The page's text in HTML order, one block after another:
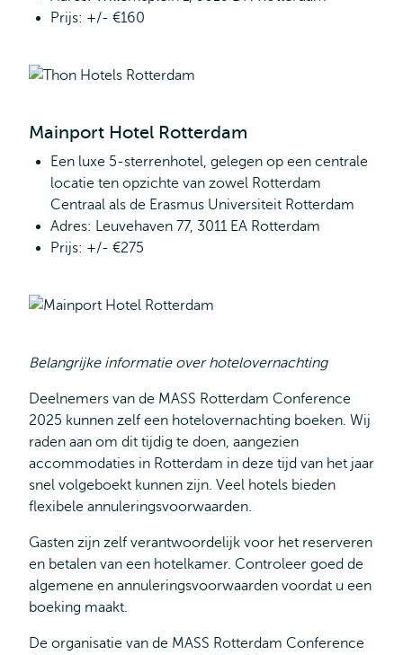
Prijs: +/- €160
Mainport Hotel Rotterdam
Een luxe 5-sterrenhotel, gelegen op een centrale
locatie ten opzichte van zowel Rotterdam
Centraal als de Erasmus Universiteit Rotterdam
Adres: Leuvehaven 77, 3011 EA Rotterdam
Prijs: +/- €275
Belangrijke informatie over hotelovernachting
Deelnemers van de MASS Rotterdam Conference
2025 kunnen zelf een hotelovernachting boeken. Wij
raden aan om dit tijdig te doen, aangezien
accommodaties in Rotterdam in deze tijd van het jaar
snel volgeboekt kunnen zijn. Veel hotels bieden
flexibele annuleringsvoorwaarden.
Gasten zijn zelf verantwoordelijk voor het reserveren
en betalen van een hotelkamer. Controleer goed de
algemene en annuleringsvoorwaarden voordat u een
boeking maakt.
De organisatie van de MASS Rotterdam Conference